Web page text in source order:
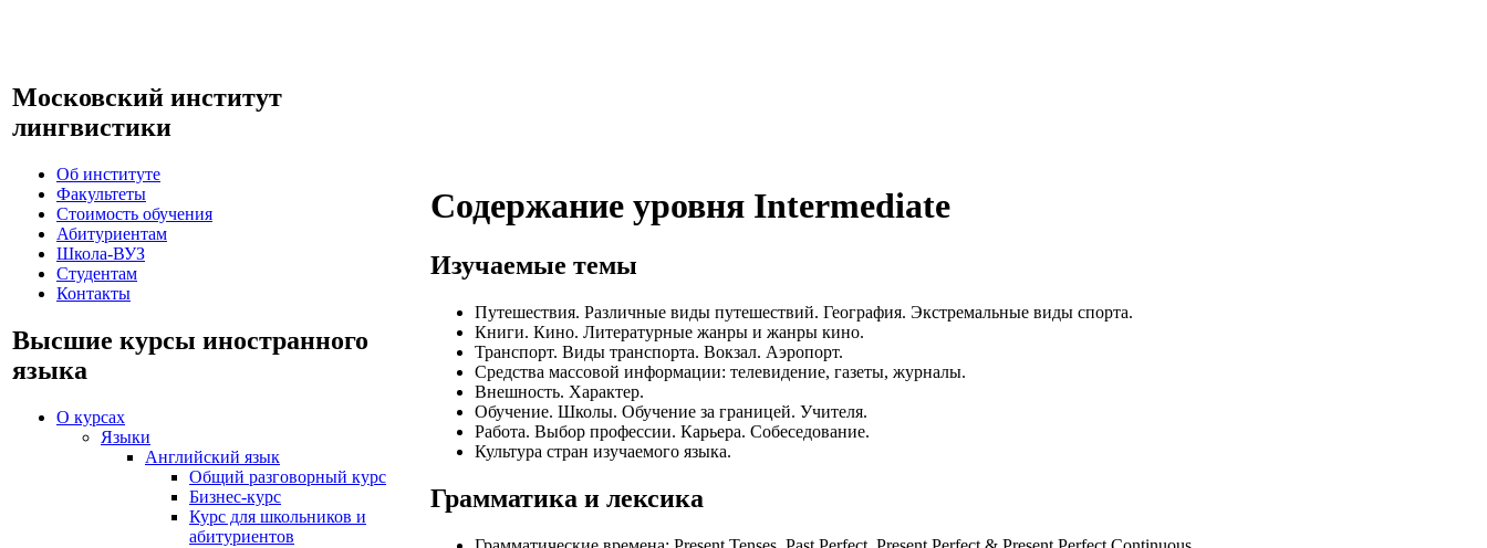
Московский институт
лингвистики
Об институте
Факультеты
Стоимость обучения
Абитуриентам
Школа-ВУЗ
Студентам
Контакты
Высшие курсы иностранного
языка
О курсах
Языки
Английский язык
Общий разговорный курс
Бизнес-курс
Курс для школьников и
абитуриентов
Содержание уровня Intermediate
Изучаемые темы
Путешествия. Различные виды путешествий. География. Экстремальные виды спорта.
Книги. Кино. Литературные жанры и жанры кино.
Транспорт. Виды транспорта. Вокзал. Аэропорт.
Средства массовой информации: телевидение, газеты, журналы.
Внешность. Характер.
Обучение. Школы. Обучение за границей. Учителя.
Работа. Выбор профессии. Карьера. Собеседование.
Культура стран изучаемого языка.
Грамматика и лексика